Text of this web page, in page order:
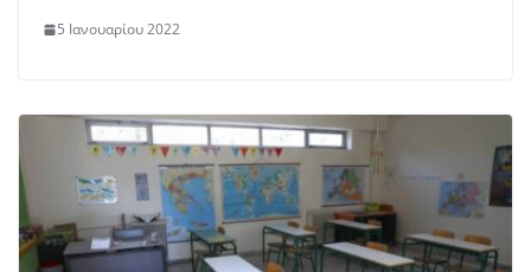
5 Ιανουαρίου 2022